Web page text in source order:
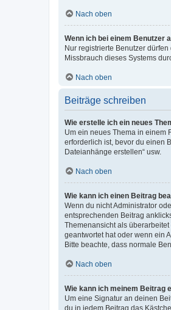
Nach oben
Wenn ich bei einem Benutzer
Nur registrierte Benutzer
Missbrauch dieses Systems
Nach oben
Beiträge schreiben
Wie erstelle ich ein neues
Um ein neues Thema in einem
erforderlich ist, bevor du einen
Dateianhänge erstellen“ usw.
Nach oben
Wie kann ich einen Beitrag
Wenn du nicht Administrator
entsprechenden Beitrag
Themenansicht als
geantwortet hat oder wenn ein
Bitte beachte, dass normale
Nach oben
Wie kann ich meinem Beitrag
Um eine Signatur an deinen